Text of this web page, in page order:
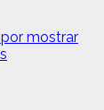
mostrar